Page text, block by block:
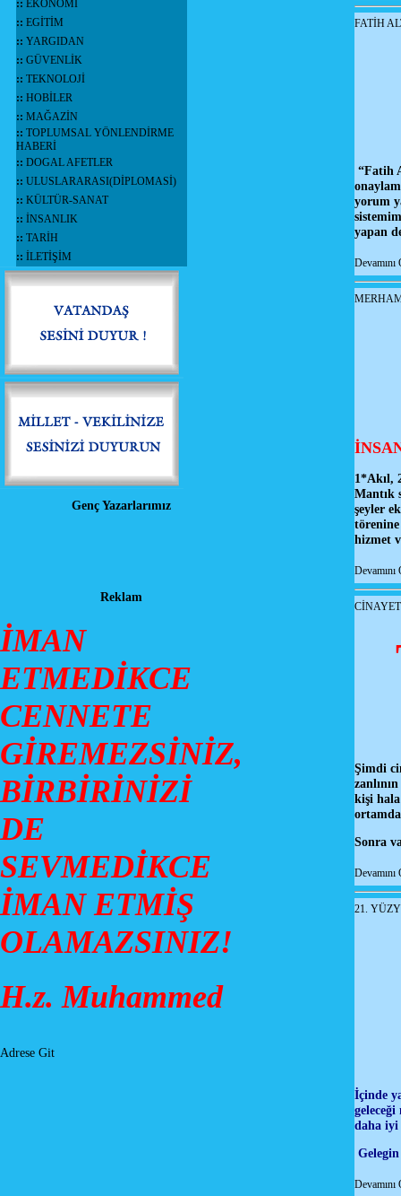
:: EKONOMİ
:: EGİTİM
:: YARGIDAN
:: GÜVENLİK
:: TEKNOLOJİ
:: HOBİLER
:: MAĞAZİN
:: TOPLUMSAL YÖNLENDİRME
HABERİ
:: DOGAL AFETLER
:: ULUSLARARASI(DİPLOMASİ)
:: KÜLTÜR-SANAT
:: İNSANLIK
:: TARİH
:: İLETİŞİM
Genç Yazarlarımız
Reklam
İMAN
ETMEDİKCE
CENNETE
GİREMEZSİNİZ,
BİRBİRİNİZİ
DE
SEVMEDİKCE
İMAN ETMİŞ
OLAMAZSINIZ!
H.z. Muhammed
Adrese Git
FATİH
“Fatih
yorum
yapan
Devamını
1*Akıl,
Mantık
şeyler
törenine
hizmet
Devamını
Şimdi
kişi
Sonra
Devamını
21.
İçinde
daha iyi
Devamını